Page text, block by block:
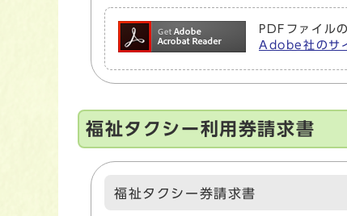
PDFファイル
Adobe社のサ
福祉タクシー利用券請求書
福祉タクシー券請求書